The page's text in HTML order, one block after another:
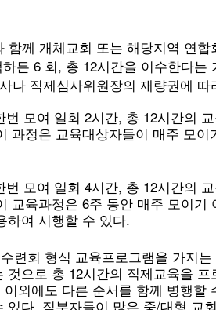
함께 개체교회 또는 해당지역 연
든 6 회, 총 12시간을 이수한다는
나 직제심사위원장의 재량권에
모여 일회 2시간, 총 12시간의
과정은 교육대상자들이 매주 모
모여 일회 4시간, 총 12시간의
교육과정은 6주 동안 매주 모이기
하여 시행할 수 있다.
련회 형식 교육프로그램을 가지
것으로 총 12시간의 직제교육을
외에도 다른 순서를 함께 병행할
있다. 직분자들이 많은 중/대형 교